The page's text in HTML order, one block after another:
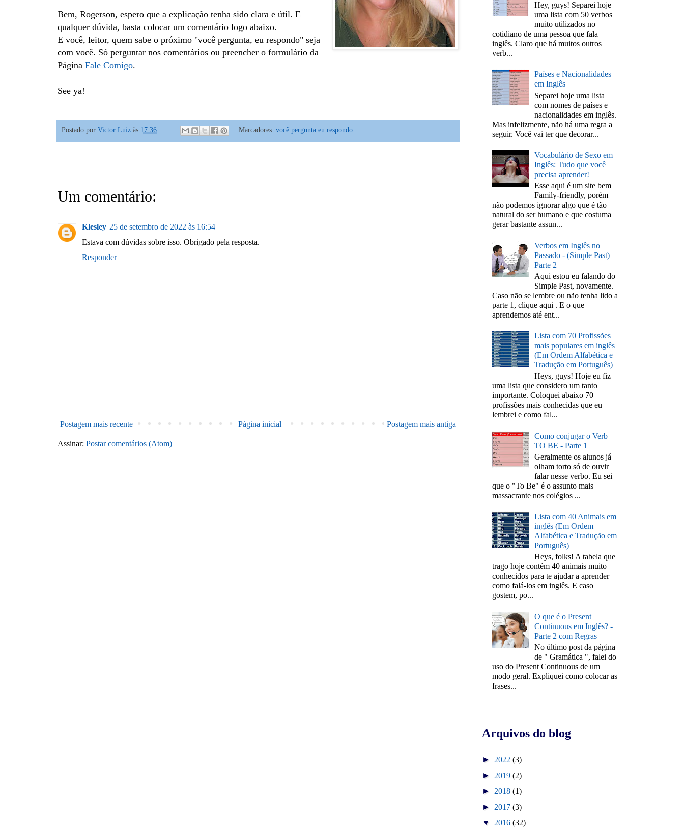
Bem, Rogerson, espero que a explicação tenha sido clara e útil. E
qualquer dúvida, basta colocar um comentário logo abaixo.
E você, leitor, quem sabe o próximo "você pergunta, eu respondo" seja
com você. Só perguntar nos comentários ou preencher o formulário da
Página Fale Comigo.
See ya!
Postado por Victor Luiz às 17:36 Marcadores: você pergunta eu respondo
Um comentário:
Klesley 25 de setembro de 2022 às 16:54
Estava com dúvidas sobre isso. Obrigado pela resposta.
Responder
Postagem mais recente Postagem mais antiga
Página inicial
Assinar: Postar comentários (Atom)
Hey, guys! Separei hoje
uma lista com 50 verbos
muito utilizados no
cotidiano de uma pessoa que fala
inglês. Claro que há muitos outros
verb...
Países e Nacionalidades
em Inglês
Separei hoje uma lista
com nomes de países e
nacionalidades em inglês.
Mas infelizmente, não há uma regra a
seguir. Você vai ter que decorar...
Vocabulário de Sexo em
Inglês: Tudo que você
precisa aprender!
Esse aqui é um site bem
Family-friendly, porém
não podemos ignorar algo que é tão
natural do ser humano e que costuma
gerar bastante assun...
Verbos em Inglês no
Passado - (Simple Past)
Parte 2
Aqui estou eu falando do
Simple Past, novamente.
Caso não se lembre ou não tenha lido a
parte 1, clique aqui . E o que
aprendemos até ent...
Lista com 70 Profissões
mais populares em inglês
(Em Ordem Alfabética e
Tradução em Português)
Heys, guys! Hoje eu fiz
uma lista que considero um tanto
importante. Coloquei abaixo 70
profissões mais conhecidas que eu
lembrei e como fal...
Como conjugar o Verb
TO BE - Parte 1
Geralmente os alunos já
olham torto só de ouvir
falar nesse verbo. Eu sei
que o "To Be" é o assunto mais
massacrante nos colégios ...
Lista com 40 Animais em
inglês (Em Ordem
Alfabética e Tradução em
Português)
Heys, folks! A tabela que
trago hoje contém 40 animais muito
conhecidos para te ajudar a aprender
como falá-los em inglês. E caso
gostem, po...
O que é o Present
Continuous em Inglês? -
Parte 2 com Regras
No último post da página
de " Gramática ", falei do
uso do Present Continuous de um
modo geral. Expliquei como colocar as
frases...
Arquivos do blog
► 2022 (3)
► 2019 (2)
► 2018 (1)
► 2017 (3)
▼ 2016 (32)